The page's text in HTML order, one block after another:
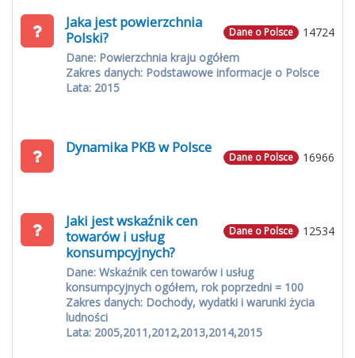
14724
Dane o Polsce
Jaka jest powierzchnia
Polski?
Dane: Powierzchnia kraju ogółem
Zakres danych: Podstawowe informacje o Polsce
Lata: 2015
16966
Dane o Polsce
Dynamika PKB w Polsce
12534
Dane o Polsce
Jaki jest wskaźnik cen
towarów i usług
konsumpcyjnych?
Dane: Wskaźnik cen towarów i usług
konsumpcyjnych ogółem, rok poprzedni = 100
Zakres danych: Dochody, wydatki i warunki życia
ludności
Lata: 2005,2011,2012,2013,2014,2015